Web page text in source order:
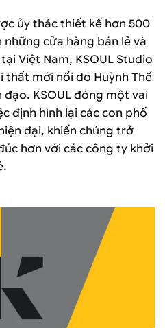
ủy thác thiết kế hơn 500
cửa hàng bán lẻ và
Việt Nam, KSOUL Studio
thất mới nổi do Huỳnh Thế
đạo. KSOUL đóng một vai
định hình lại các con phố
đại, khiến chúng trở
hơn với các công ty khởi